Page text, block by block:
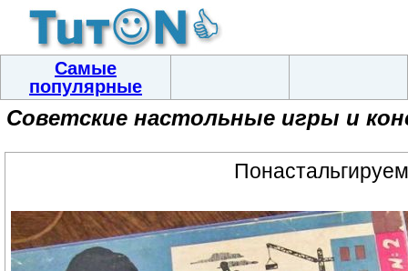
Самые
популярные
Советские настольные игры и